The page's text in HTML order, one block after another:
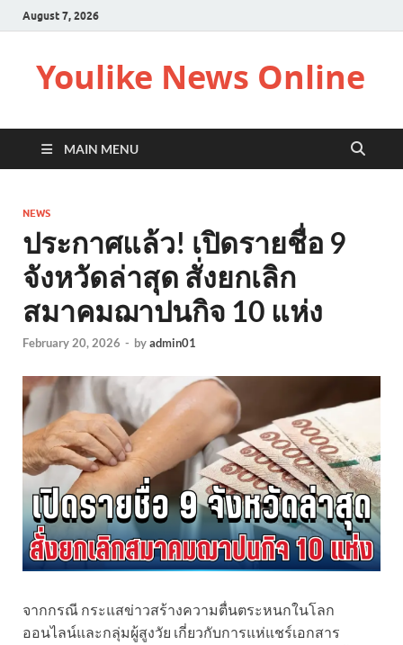
August 7, 2026
Youlike News Online
MAIN MENU
NEWS
ประกาศแล้ว! เปิดรายชื่อ 9
จังหวัดล่าสุด สั่งยกเลิก
สมาคมฌาปนกิจ 10 แห่ง
February 20, 2026 - byadmin01
จากกรณี กระแสข่าวสร้างความตื่นตระหนกในโลก
ออนไลน์และกลุ่มผู้สูงวัย เกี่ยวกับการแห่แชร์เอกสาร